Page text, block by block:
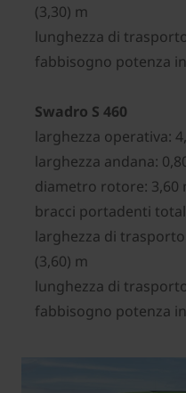
(3,30) m
lunghezza di
fabbisogno potenza in
Swadro S 460
larghezza operativa:
larghezza andana:
diametro rotore: 3,60
bracci portadenti
larghezza di
(3,60) m
lunghezza di
fabbisogno potenza in